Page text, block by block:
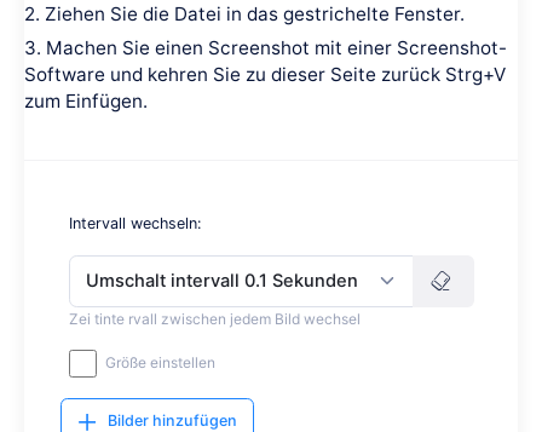
2. Ziehen Sie die Datei in das gestrichelte Fenster.
3. Machen Sie einen Screenshot mit einer Screenshot-
Software und kehren Sie zu dieser Seite zurück Strg+V
zum Einfügen.
Intervall wechseln:
Umschalt intervall 0.1 Sekunden
Zei tinte rvall zwischen jedem Bild wechsel
Größe einstellen
Bilder hinzufügen